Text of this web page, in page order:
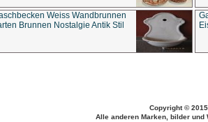
Weiss Wandbrunnen
Brunnen Nostalgie Antik Stil
Copyright ©
Alle anderen Marken, bilder und